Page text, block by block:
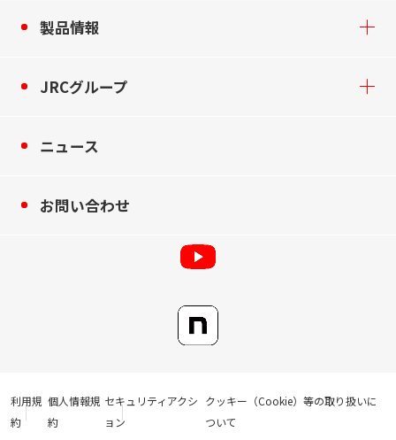
製品情報
JRCグループ
ニュース
お問い合わせ
利用規
約
個人情報規
約
セキュリティアクシ
ョン
クッキー（Cookie）等の取り扱いに
ついて